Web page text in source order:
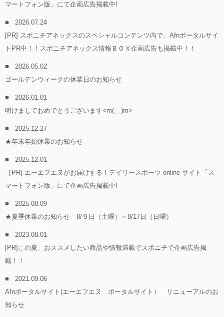
マートフォン版」にて企画広告掲載中!
2026.07.24
[PR] スポニチアネックスのスペシャルコンテンツ内で、Afnポータルサイ
トPR中！！スポニチアネックス情報ＢＯＸ企画広告も掲載中！！
2026.05.02
ゴールデンウィークの休業日のお知らせ
2026.01.01
明けましておめでとうございます<m(__)m>
2025.12.27
★年末年始休業のお知らせ
2025.12.01
［PR] エーエフエヌがお届けする！デイリースポーツ online サイト「ス
マートフォン版」にて企画広告掲載中!
2025.08.09
★夏季休業のお知らせ 8/９日（土曜）～8/17日（日曜）
2023.08.01
[PR]この夏、おススメしたい商品や情報満載でスポニチで企画広告掲
載！！
2021.09.06
Afnポータルサイト(エーエフエヌ ポータルサイト） リニューアルのお
知らせ